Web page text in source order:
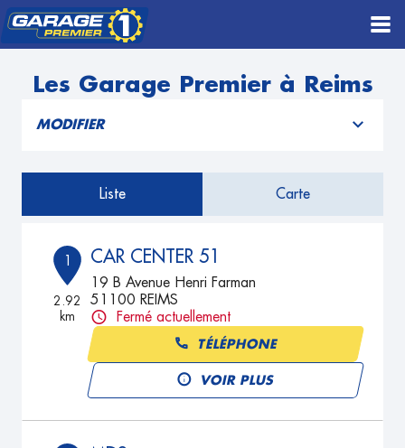
Les Garage Premier à Reims
MODIFIER
Liste Carte
1
2.92
km
CAR CENTER 51
19 B Avenue Henri Farman
51100 REIMS
Fermé actuellement
TÉLÉPHONE
VOIR PLUS